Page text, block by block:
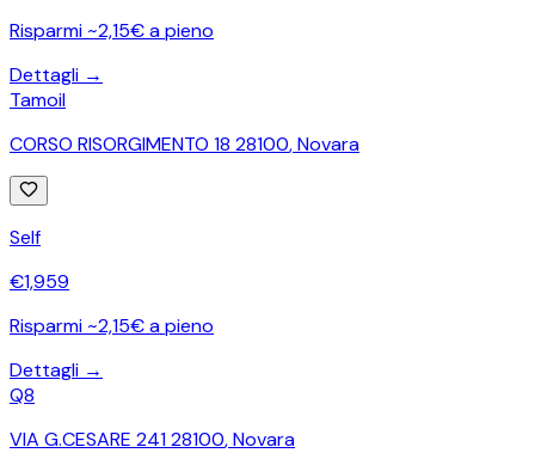
Risparmi ~2,15€ a pieno
Dettagli →
Tamoil
CORSO RISORGIMENTO 18 28100,Novara
Self
€1,959
Risparmi ~2,15€ a pieno
Dettagli →
Q8
VIA G.CESARE 241 28100,Novara